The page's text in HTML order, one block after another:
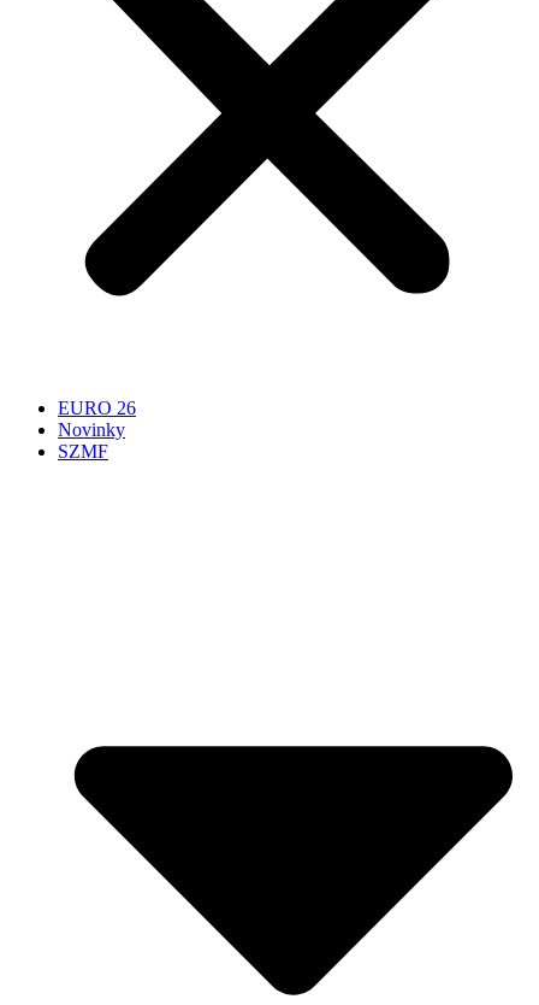
EURO 26
Novinky
SZMF